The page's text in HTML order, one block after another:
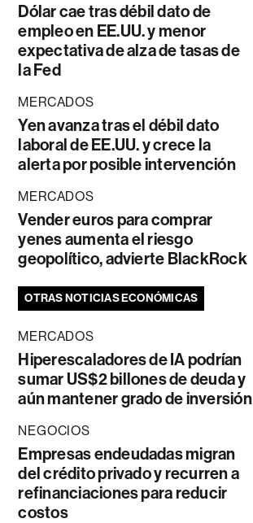
Dólar cae tras débil dato de
empleo en EE.UU. y menor
expectativa de alza de tasas de
la Fed
MERCADOS
Yen avanza tras el débil dato
laboral de EE.UU. y crece la
alerta por posible intervención
MERCADOS
Vender euros para comprar
yenes aumenta el riesgo
geopolítico, advierte BlackRock
OTRAS NOTICIAS ECONÓMICAS
MERCADOS
Hiperescaladores de IA podrían
sumar US$2 billones de deuda y
aún mantener grado de inversión
NEGOCIOS
Empresas endeudadas migran
del crédito privado y recurren a
refinanciaciones para reducir
costos